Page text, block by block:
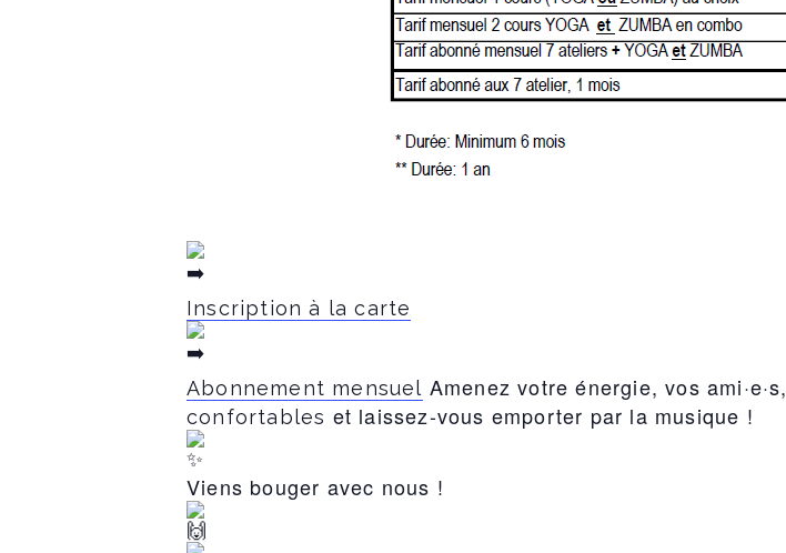
Inscription à la carte
Abonnement mensuel Amenez votre énergie, vos ami·e·s,
confortables et laissez-vous emporter par la musique !
Viens bouger avec nous !